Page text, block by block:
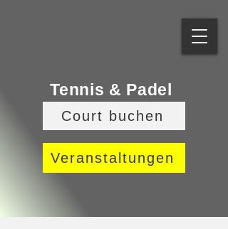
Tennis & Padel
Court buchen
Veranstaltungen